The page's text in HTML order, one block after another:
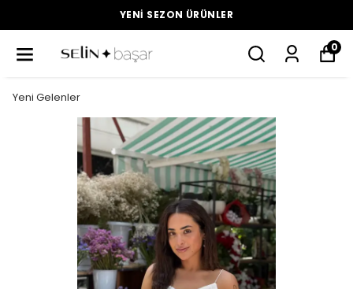
YENI SEZON ÜRÜNLER
0
Yeni Gelenler